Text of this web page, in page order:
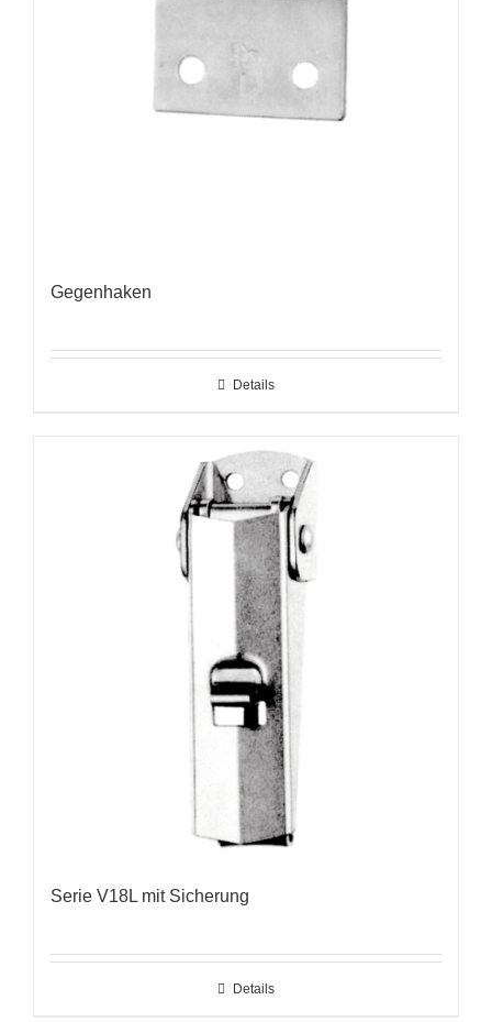
Gegenhaken
Details
Serie V18L mit Sicherung
Details